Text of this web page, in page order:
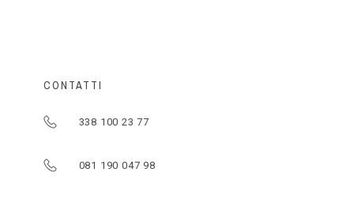
CONTATTI
338 100 23 77
081 190 047 98